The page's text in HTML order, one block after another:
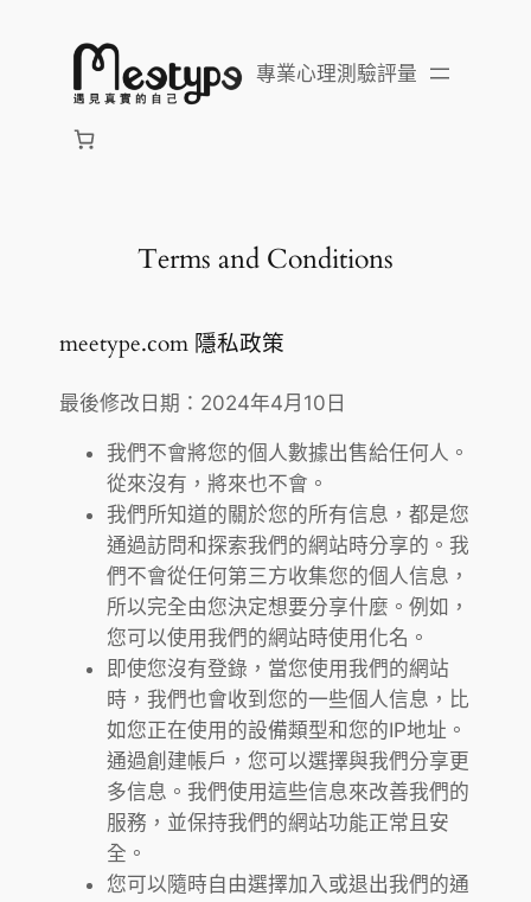
專業心理測驗評量
Terms and Conditions
meetype.com 隱私政策
最後修改日期：2024年4月10日
我們不會將您的個人數據出售給任何人。
從來沒有，將來也不會。
我們所知道的關於您的所有信息，都是您
通過訪問和探索我們的網站時分享的。我
們不會從任何第三方收集您的個人信息，
所以完全由您決定想要分享什麼。例如，
您可以使用我們的網站時使用化名。
即使您沒有登錄，當您使用我們的網站
時，我們也會收到您的一些個人信息，比
如您正在使用的設備類型和您的IP地址。
通過創建帳戶，您可以選擇與我們分享更
多信息。我們使用這些信息來改善我們的
服務，並保持我們的網站功能正常且安
全。
您可以隨時自由選擇加入或退出我們的通